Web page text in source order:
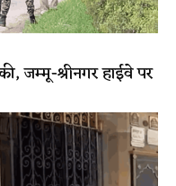
जम्मू-श्रीनगर हाईवे पर